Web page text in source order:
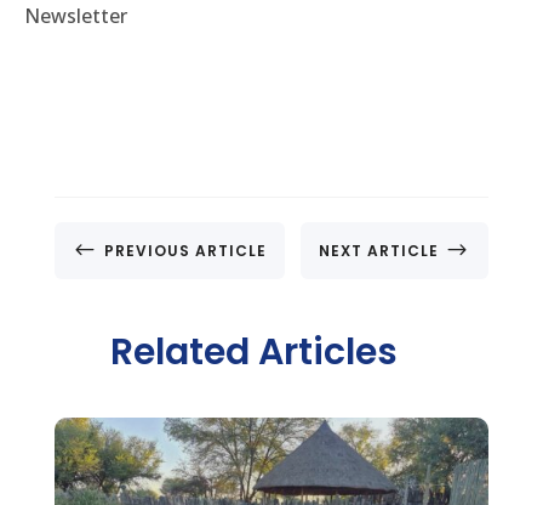
Newsletter
# PREVIOUS ARTICLE NEXT ARTICLE $
Related Articles